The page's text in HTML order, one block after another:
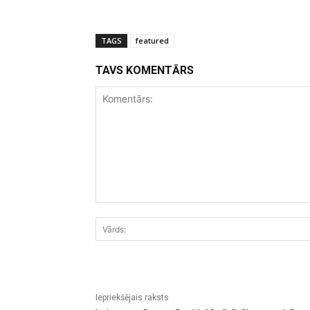
TAGS featured
TAVS KOMENTĀRS
Iepriekšējais raksts